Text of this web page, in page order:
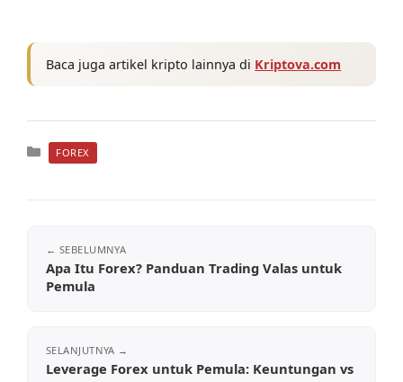
Baca juga artikel kripto lainnya di Kriptova.com
Kategori
FOREX
Apa Itu Forex? Panduan Trading Valas untuk
Pemula
Leverage Forex untuk Pemula: Keuntungan vs